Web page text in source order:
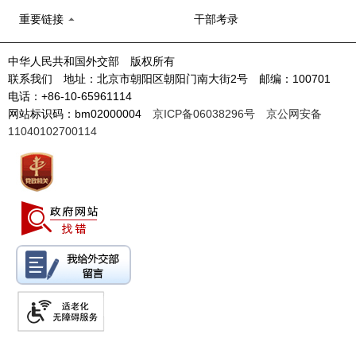
重要链接 干部考录
中华人民共和国外交部 版权所有
联系我们 地址：北京市朝阳区朝阳门南大街2号 邮编：100701
电话：+86-10-65961114
网站标识码：bm02000004 京ICP备06038296号
京公网安备
11040102700114